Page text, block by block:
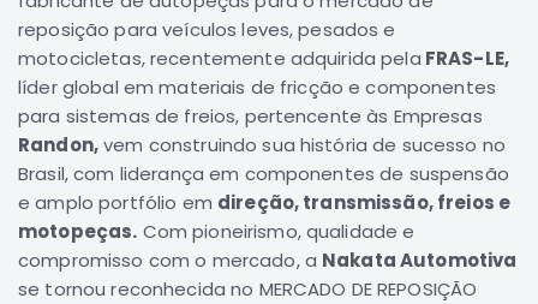
Motor
Suspensão
Correias
Filtros
Transmissão
Elétrica
Acessórios
reposição para veículos leves, pesados e
motocicletas, recentemente adquirida pela FRAS-LE,
líder global em materiais de fricção e componentes
para sistemas de freios, pertencente às Empresas
Randon,vem construindo sua história de sucesso no
Brasil, com liderança em componentes de suspensão
e amplo portfólio em direção, transmissão, freios e
motopeças. Com pioneirismo, qualidade e
compromisso com o mercado, a Nakata Automotiva
se tornou reconhecida no MERCADO DE REPOSIÇÃO